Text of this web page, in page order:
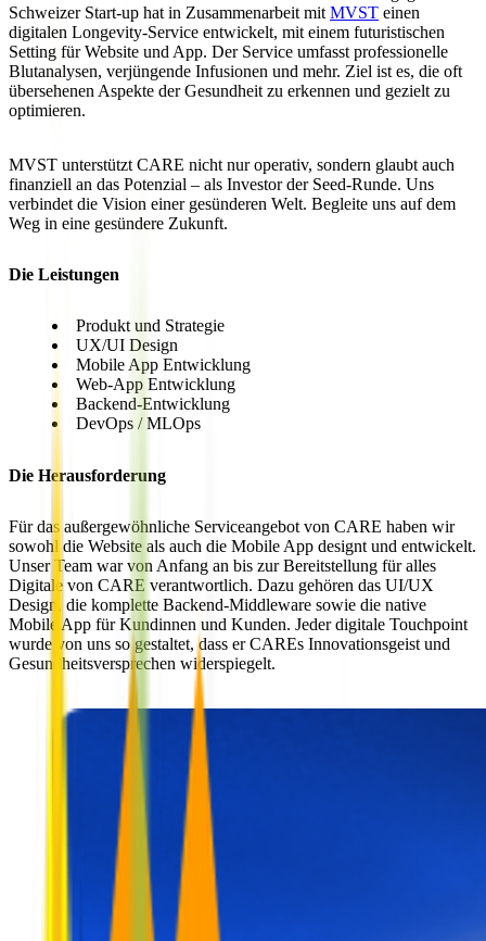
Schweizer Start-up hat in Zusammenarbeit mit MVST einen
digitalen Longevity-Service entwickelt, mit einem futuristischen
Setting für Website und App. Der Service umfasst professionelle
Blutanalysen, verjüngende Infusionen und mehr. Ziel ist es, die oft
übersehenen Aspekte der Gesundheit zu erkennen und gezielt zu
optimieren.
MVST unterstützt CARE nicht nur operativ, sondern glaubt auch
finanziell an das Potenzial – als Investor der Seed-Runde. Uns
verbindet die Vision einer gesünderen Welt. Begleite uns auf dem
Weg in eine gesündere Zukunft.
Die Leistungen
Produkt und Strategie
UX/UI Design
Mobile App Entwicklung
Web-App Entwicklung
Backend-Entwicklung
DevOps / MLOps
Die Herausforderung
Für das außergewöhnliche Serviceangebot von CARE haben wir
sowohl die Website als auch die Mobile App designt und entwickelt.
Unser Team war von Anfang an bis zur Bereitstellung für alles
Digitale von CARE verantwortlich. Dazu gehören das UI/UX
Design, die komplette Backend-Middleware sowie die native
Mobile App für Kundinnen und Kunden. Jeder digitale Touchpoint
wurde von uns so gestaltet, dass er CAREs Innovationsgeist und
Gesundheitsversprechen widerspiegelt.